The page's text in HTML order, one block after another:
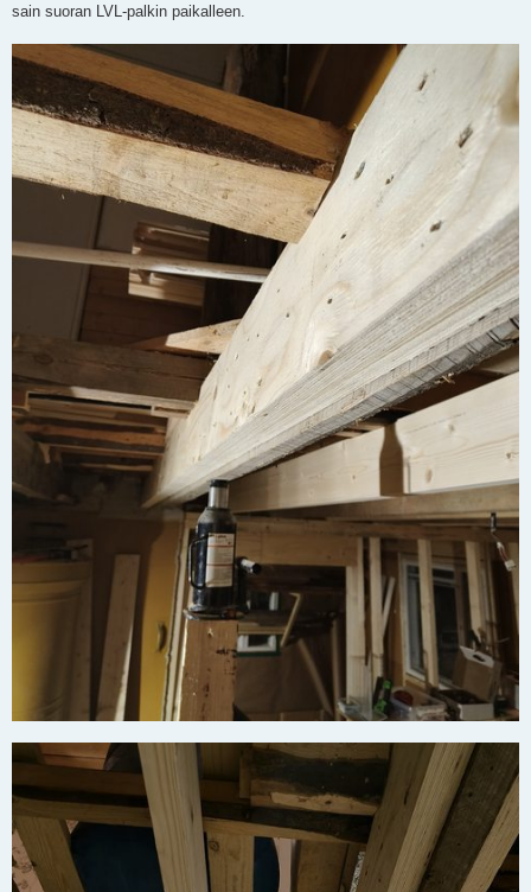
sain suoran LVL-palkin paikalleen.